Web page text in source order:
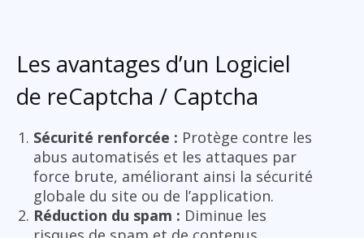
Les avantages d’un Logiciel
de reCaptcha / Captcha
Sécurité renforcée : Protège contre les
abus automatisés et les attaques par
force brute, améliorant ainsi la sécurité
globale du site ou de l’application.
Réduction du spam : Diminue les